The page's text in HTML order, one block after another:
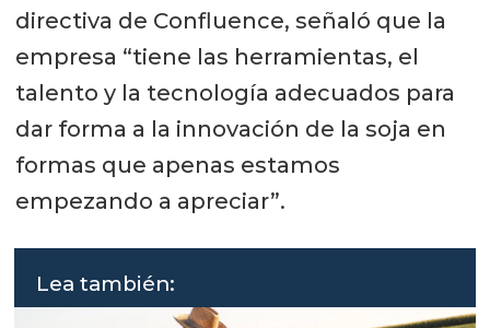
directiva de Confluence, señaló que la
empresa “tiene las herramientas, el
talento y la tecnología adecuados para
dar forma a la innovación de la soja en
formas que apenas estamos
empezando a apreciar”.
Lea también: